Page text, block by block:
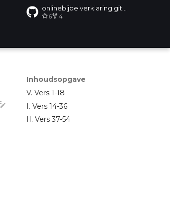
6 4
Inhoudsopgave
V. Vers 1-18
I. Vers 14-36
II. Vers 37-54